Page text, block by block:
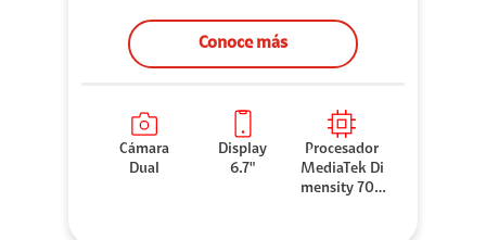
Conoce más
Cámara
Dual
Display
6.7"
Procesador
MediaTek Di
mensity 706